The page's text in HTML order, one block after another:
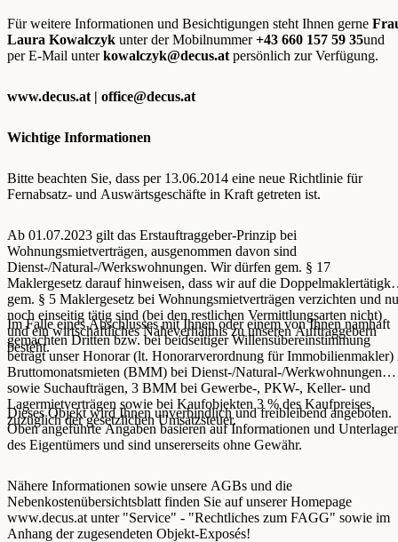
Für weitere Informationen und Besichtigungen steht Ihnen gerne
Laura Kowalczyk unter der Mobilnummer+43 660 157 59 35und
per E-Mail unterkowalczyk@decus.at persönlich zur Verfügung.
www.decus.at | office@decus.at
Wichtige Informationen
Bitte beachten Sie, dass per 13.06.2014 eine neue Richtlinie für
Fernabsatz- und Auswärtsgeschäfte in Kraft getreten ist.
Ab 01.07.2023 gilt das Erstauftraggeber-Prinzip bei
Wohnungsmietverträgen, ausgenommen davon sind
Dienst-/Natural-/Werkswohnungen. Wir dürfen gem. § 17
Maklergesetz darauf hinweisen, dass wir auf die
gem. § 5 Maklergesetz bei Wohnungsmietverträgen verzichten und
noch einseitig tätig sind (bei den restlichen Vermittlungsarten nicht)
und ein wirtschaftliches Naheverhältnis zu unseren Auftraggebern
besteht.
Im Falle eines Abschlusses mit Ihnen oder einem von Ihnen namhaft
gemachten Dritten bzw. bei beidseitiger Willensübereinstimmung
beträgt unser Honorar (lt. Honorarverordnung für Immobilienmakler)
Bruttomonatsmieten (BMM) bei Dienst-/Natural-/Werkwohnungen
sowie Suchaufträgen, 3 BMM bei Gewerbe-, PKW-, Keller- und
Lagermietverträgen sowie bei Kaufobjekten 3 % des Kaufpreises,
zuzüglich der gesetzlichen Umsatzsteuer.
Dieses Objekt wird Ihnen unverbindlich und freibleibend angeboten.
Oben angeführte Angaben basieren auf Informationen und
des Eigentümers und sind unsererseits ohne Gewähr.
Nähere Informationen sowie unsere AGBs und die
Nebenkostenübersichtsblatt finden Sie auf unserer Homepage
www.decus.at unter "Service" - "Rechtliches zum FAGG" sowie im
Anhang der zugesendeten Objekt-Exposés!